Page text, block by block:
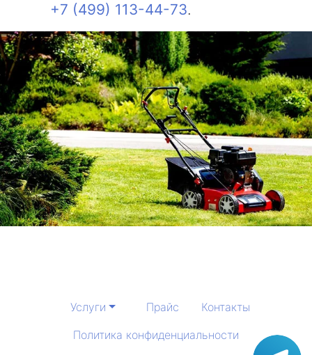
+7 (499) 113-44-73.
Услуги Прайс
Контакты
Политика конфиденциальности